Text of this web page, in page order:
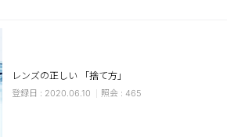
レンズの正しい 「捨て方」
2020.06.10 465